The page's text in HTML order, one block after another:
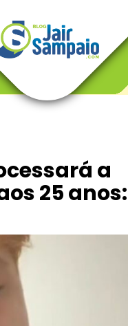
a
25 anos: